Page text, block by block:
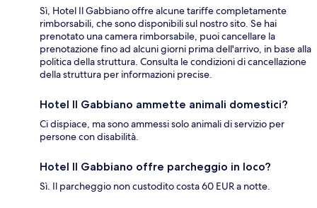
Sì, Hotel Il Gabbiano offre alcune tariffe completamente
rimborsabili, che sono disponibili sul nostro sito. Se hai
prenotato una camera rimborsabile, puoi cancellare la
prenotazione fino ad alcuni giorni prima dell'arrivo, in base alla
politica della struttura. Consulta le condizioni di cancellazione
della struttura per informazioni precise.
Hotel Il Gabbiano ammette animali domestici?
Ci dispiace, ma sono ammessi solo animali di servizio per
persone con disabilità.
Hotel Il Gabbiano offre parcheggio in loco?
Sì. Il parcheggio non custodito costa 60 EUR a notte.